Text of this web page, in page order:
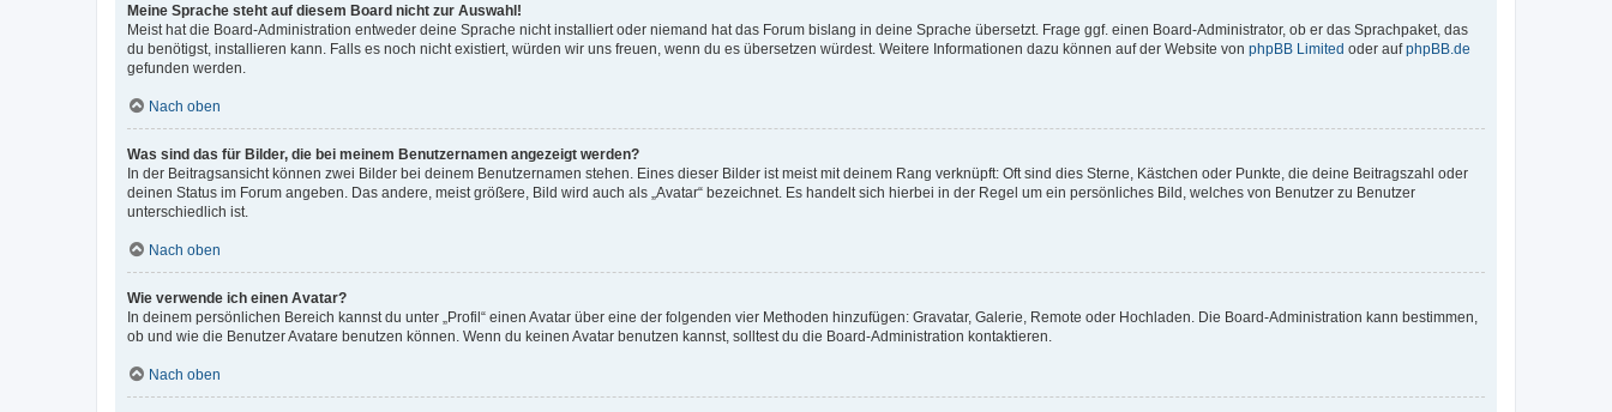
Meine Sprache steht auf diesem Board nicht zur Auswahl!
Meist hat die Board-Administration entweder deine Sprache nicht installiert oder niemand hat das Forum bislang in deine Sprache übersetzt. Frage ggf. einen Board-Administrator, ob er das Sprachpaket, das
du benötigst, installieren kann. Falls es noch nicht existiert, würden wir uns freuen, wenn du es übersetzen würdest. Weitere Informationen dazu können auf der Website von phpBB Limited oder aufphpBB.de
gefunden werden.
Nach oben
Was sind das für Bilder, die bei meinem Benutzernamen angezeigt werden?
In der Beitragsansicht können zwei Bilder bei deinem Benutzernamen stehen. Eines dieser Bilder ist meist mit deinem Rang verknüpft: Oft sind dies Sterne, Kästchen oder Punkte, die deine Beitragszahl oder
deinen Status im Forum angeben. Das andere, meist größere, Bild wird auch als „Avatar“ bezeichnet. Es handelt sich hierbei in der Regel um ein persönliches Bild, welches von Benutzer zu Benutzer
unterschiedlich ist.
Nach oben
Wie verwende ich einen Avatar?
In deinem persönlichen Bereich kannst du unter „Profil“ einen Avatar über eine der folgenden vier Methoden hinzufügen: Gravatar, Galerie, Remote oder Hochladen. Die Board-Administration kann bestimmen,
ob und wie die Benutzer Avatare benutzen können. Wenn du keinen Avatar benutzen kannst, solltest du die Board-Administration kontaktieren.
Nach oben